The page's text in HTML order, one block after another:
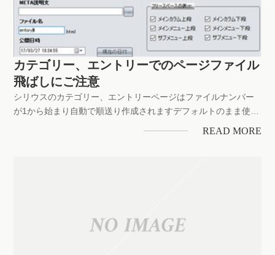
カテゴリー、エントリーでのページファイル
飛ばしにご注意
シリウスのカテゴリー、エントリーページはファイルナンバー
が1から始まり自動で順送り作成されますデフォルトのまま使用
READ MORE